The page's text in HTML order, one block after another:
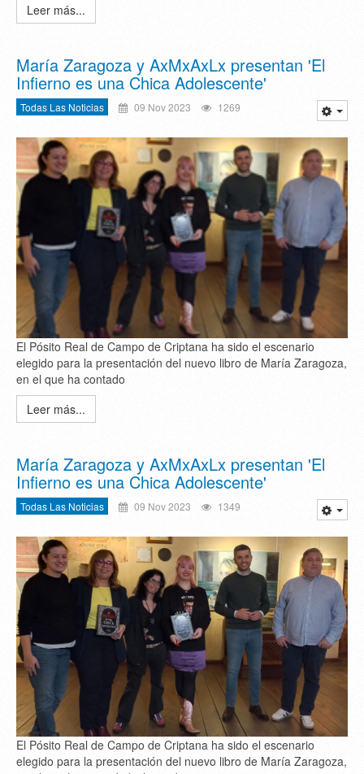
Leer más...
María Zaragoza y AxMxAxLx presentan 'El
Infierno es una Chica Adolescente'
Todas Las Noticias 09 Nov 2023 1269
El Pósito Real de Campo de Criptana ha sido el escenario
elegido para la presentación del nuevo libro de María Zaragoza,
en el que ha contado
Leer más...
María Zaragoza y AxMxAxLx presentan 'El
Infierno es una Chica Adolescente'
Todas Las Noticias 09 Nov 2023 1349
El Pósito Real de Campo de Criptana ha sido el escenario
elegido para la presentación del nuevo libro de María Zaragoza,